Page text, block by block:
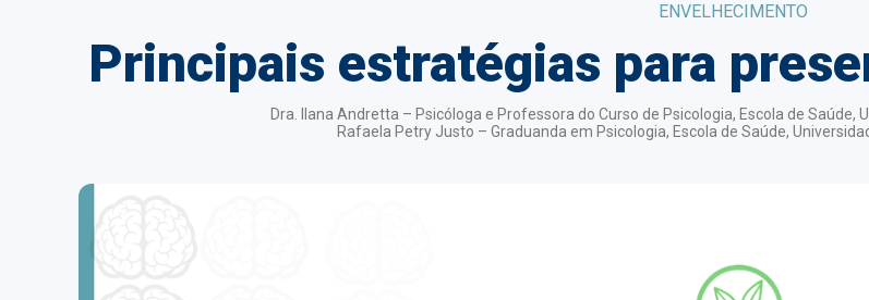
ENVELHECIMENTO
Principais estratégias para
Dra. Ilana Andretta – Psicóloga e Professora do Curso de Psicologia, Escola de Saúde,
Rafaela Petry Justo – Graduanda em Psicologia, Escola de Saúde,